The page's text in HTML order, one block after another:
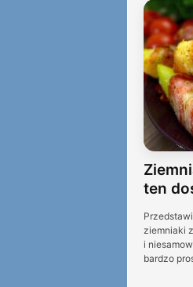
ten
ziemniaki
i
bardzo